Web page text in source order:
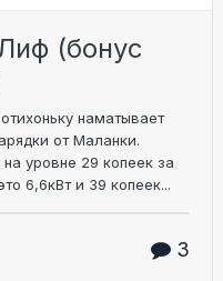
(бонус
наматывает
от Маланки.
уровне 29 копеек за
6,6кВт и 39 копеек...
3